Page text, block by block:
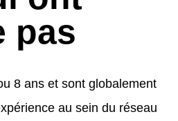
pas
8 ans et sont globalement
au sein du réseau